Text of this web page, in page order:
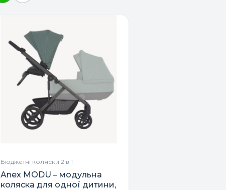
ПОШУК ТОВАРІВ:
Бюджетні коляски 2 в 1
Anex MODU – модульна
коляска для одної дитини,